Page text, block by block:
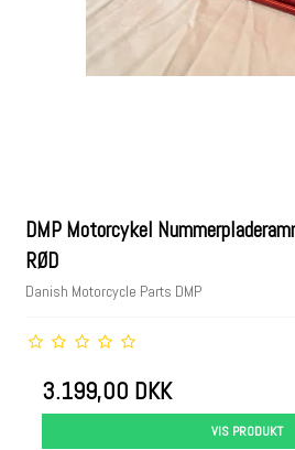
DMP Motorcykel
RØD
Danish Motorcycle Parts DMP
3.199,00 DKK
VIS PRODUKT